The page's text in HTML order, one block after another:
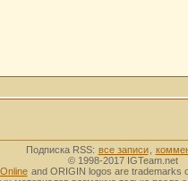
Подписка RSS: все записи
© 1998-2017 IGTeam.net
and ORIGIN logos are trademarks